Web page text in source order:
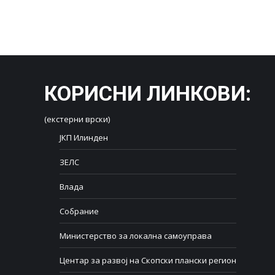
КОРИСНИ ЛИНКОВИ:
(екстерни врски)
ЈКП Илинден
ЗЕЛС
Влада
Собрание
Министерство за локална самоуправа
Центар за развој на Скопски плански регион